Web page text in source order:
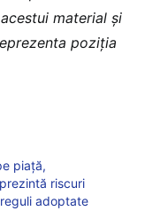
material și
poziția
piață,
riscuri
adoptate